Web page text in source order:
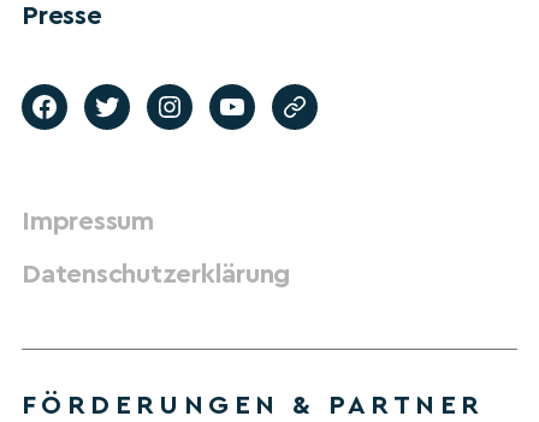
Presse
Impressum
Datenschutzerklärung
FÖRDERUNGEN & PARTNER